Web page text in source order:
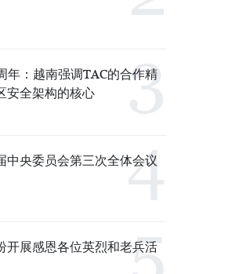
年：越南强调TAC的合作精
安全架构的核心
中央委员会第三次全体会议
开展感恩各位英烈和老兵活